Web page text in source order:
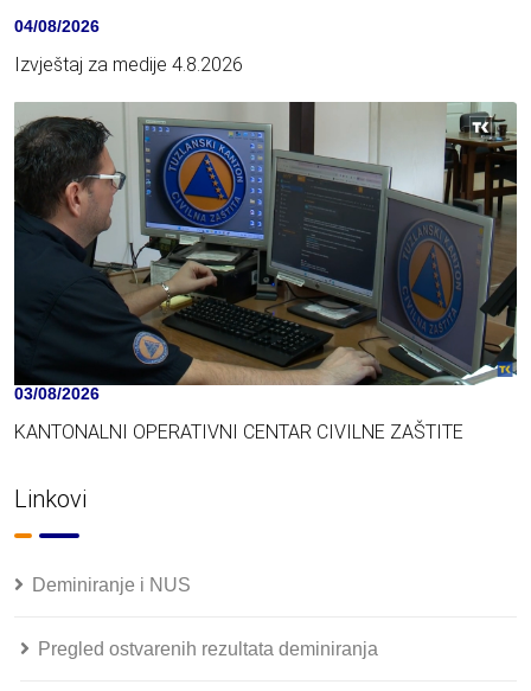
04/08/2026
Izvještaj za medije 4.8.2026
03/08/2026
KANTONALNI OPERATIVNI CENTAR CIVILNE ZAŠTITE
Linkovi
Deminiranje i NUS
Pregled ostvarenih rezultata deminiranja